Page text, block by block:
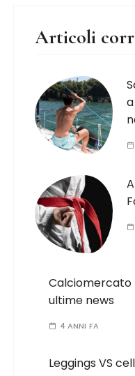
Articoli
Calciomercato
ultime news
4 ANNI FA
Leggings VS